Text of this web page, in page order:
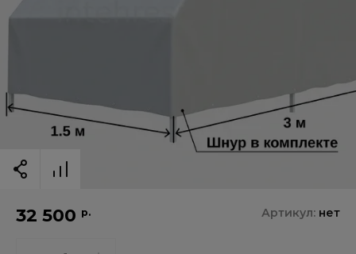
32 500 р. Артикул: нет